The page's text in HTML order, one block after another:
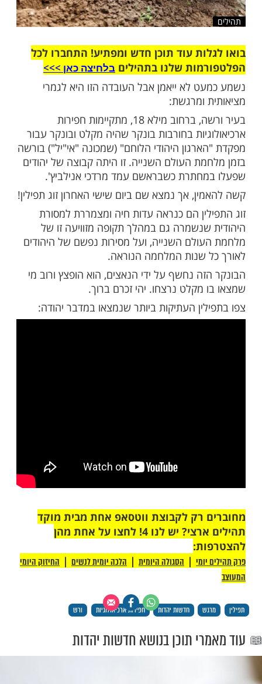
עוד תוכן חדש ומפתיע! התחברו לכל
שלנו בתהיליםבלחיצה כאן >>>​
לא ייאמן אבל העובדה הזו היא לגמרי
ומרגשת:
בעיר ורשה, ברחוב מילא 18, מתקיימות חפירות
בחורבות בונקר שהיה מקלט ובונקר עבור
היהודי הלוחם" (שמכונה "אי"יל") בורשה
העולם השנייה. זו היתה קבוצה של יהודים
כשבראשם עמד מרדכי אנילביץ'.
העתיקות ביותר שנמצאו במדבר יהודה: